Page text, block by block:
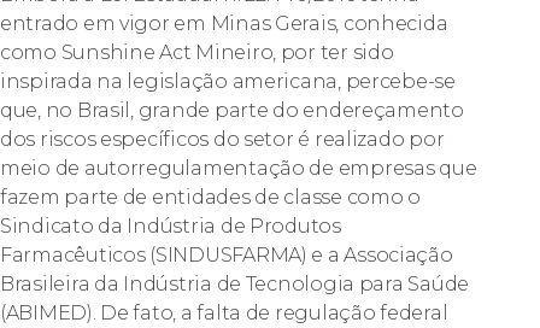
entrado em vigor em Minas Gerais, conhecida
como Sunshine Act Mineiro, por ter sido
inspirada na legislação americana, percebe-se
que, no Brasil, grande parte do endereçamento
dos riscos específicos do setor é realizado por
meio de autorregulamentação de empresas que
fazem parte de entidades de classe como o
Sindicato da Indústria de Produtos
Farmacêuticos (SINDUSFARMA) e a Associação
Brasileira da Indústria de Tecnologia para Saúde
(ABIMED). De fato, a falta de regulação federal